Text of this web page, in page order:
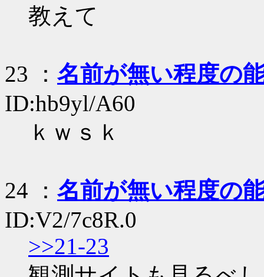
教えて
23 ： 名前が無い程度の
ID:hb9yl/A60
ｋｗｓｋ
24 ： 名前が無い程度の
ID:V2/7c8R.0
>>21-23